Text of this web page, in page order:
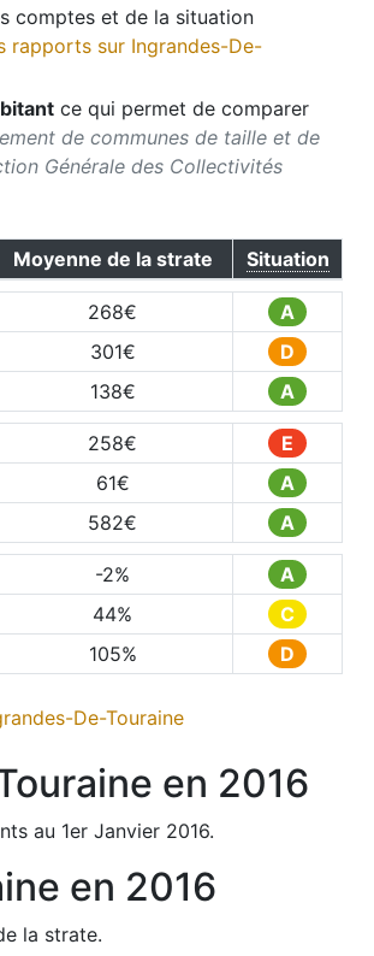
comptes et de la situation
rapports sur Ingrandes-De-
ce qui permet de comparer
de communes de taille et de
Générale des Collectivités
Moyenne de la strate Situation
268€
A
301€
D
138€ A
258€
E
61€
A
582€ A
-2%
A
44%
C
105% D
De-Touraine
en 2016
au 1er Janvier 2016.
en 2016
la strate.